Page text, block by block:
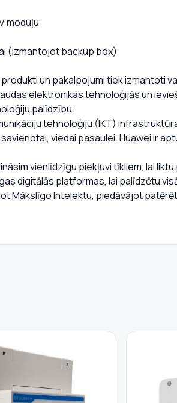
moduļu
(izmantojot backup box)
un pakalpojumi tiek izmantoti
elektronikas tehnoloģijās un
palīdzību.
tehnoloģiju (IKT)
viedai pasaulei. Huawei ir
vienlīdzīgu piekļuvi tīkliem, lai
digitālās platformas, lai palīdzētu
Mākslīgo Intelektu, piedāvājot